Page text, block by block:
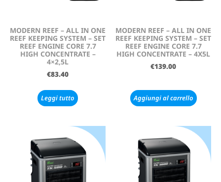
MODERN REEF – ALL IN ONE
REEF KEEPING SYSTEM – SET
REEF ENGINE CORE 7.7
HIGH CONCENTRATE –
4×2,5L
€83.40
Leggi tutto
MODERN REEF – ALL IN ONE
REEF KEEPING SYSTEM – SET
REEF ENGINE CORE 7.7
HIGH CONCENTRATE – 4X5L
€139.00
Aggiungi al carrello